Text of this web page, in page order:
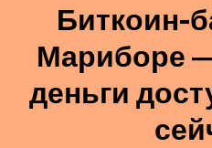
Биткоин-
Мариборе
деньги